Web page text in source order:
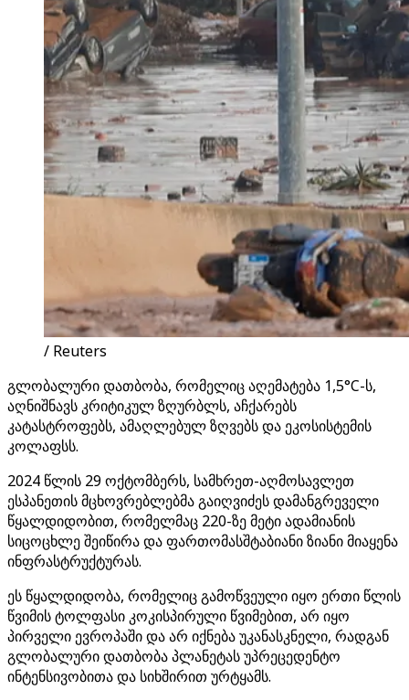
/ Reuters
გლობალური დათბობა, რომელიც აღემატება 1,5°C-ს,
აღნიშნავს კრიტიკულ ზღურბლს, აჩქარებს
კატასტროფებს, ამაღლებულ ზღვებს და ეკოსისტემის
კოლაფსს.
2024 წლის 29 ოქტომბერს, სამხრეთ-აღმოსავლეთ
ესპანეთის მცხოვრებლებმა გაიღვიძეს დამანგრეველი
წყალდიდობით, რომელმაც 220-ზე მეტი ადამიანის
სიცოცხლე შეიწირა და ფართომასშტაბიანი ზიანი მიაყენა
ინფრასტრუქტურას.
ეს წყალდიდობა, რომელიც გამოწვეული იყო ერთი წლის
წვიმის ტოლფასი კოკისპირული წვიმებით, არ იყო
პირველი ევროპაში და არ იქნება უკანასკნელი, რადგან
გლობალური დათბობა პლანეტას უპრეცედენტო
ინტენსივობითა და სიხშირით ურტყამს.